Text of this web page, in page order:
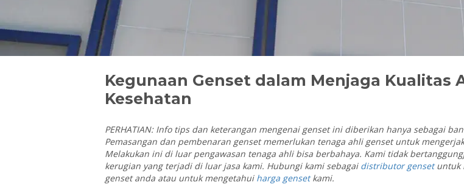
Kegunaan Genset dalam Menjaga Kualitas
Kesehatan
PERHATIAN: Info tips dan keterangan mengenai genset ini diberikan hanya sebagai
Pemasangan dan pembenaran genset memerlukan tenaga ahli genset untuk
Melakukan ini di luar pengawasan tenaga ahli bisa berbahaya. Kami tidak
kerugian yang terjadi di luar jasa kami. Hubungi kami sebagai distributor gensetuntuk
genset anda atau untuk mengetahui harga gensetkami.